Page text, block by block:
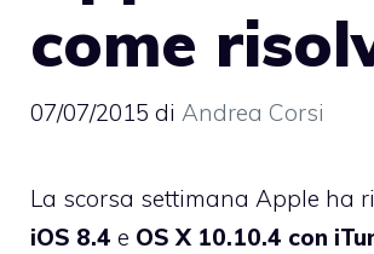
come
07/07/2015 di Andrea Corsi
La scorsa settimana Apple ha
iOS 8.4 e OS X 10.10.4 con